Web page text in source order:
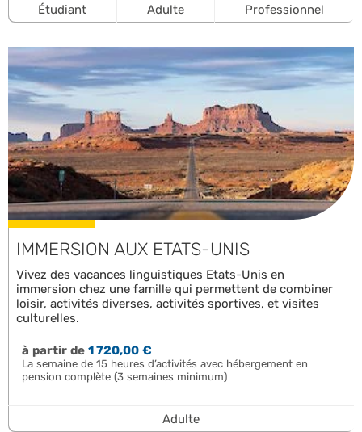
Étudiant Adulte Professionnel
IMMERSION AUX ETATS-UNIS
Vivez des vacances linguistiques Etats-Unis en
immersion chez une famille qui permettent de combiner
loisir, activités diverses, activités sportives, et visites
culturelles.
à partir de1 720,00 €
La semaine de 15 heures d’activités avec hébergement en
pension complète (3 semaines minimum)
Adulte